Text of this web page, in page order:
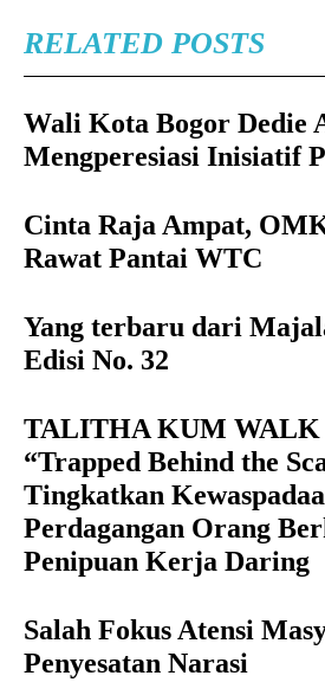
RELATED POSTS
Wali Kota Bogor Dedie
Mengperesiasi Inisiatif
Cinta Raja Ampat,
Rawat Pantai WTC
Yang terbaru dari
Edisi No. 32
TALITHA KUM WALK
“Trapped Behind the
Tingkatkan
Perdagangan Orang
Penipuan Kerja Daring
Salah Fokus Atensi
Penyesatan Narasi